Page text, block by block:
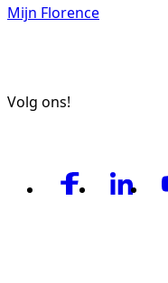
Mijn Florence
Volg ons!